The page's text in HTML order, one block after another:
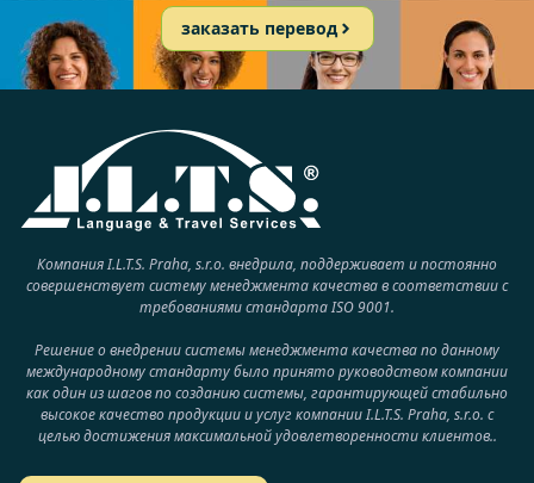
заказать перевод
Компания I.L.T.S. Praha, s.r.o. внедрила, поддерживает и постоянно
совершенствует систему менеджмента качества в соответствии с
требованиями стандарта ISO 9001.
Решение о внедрении системы менеджмента качества по данному
международному стандарту было принято руководством компании
как один из шагов по созданию системы, гарантирующей стабильно
высокое качество продукции и услуг компании I.L.T.S. Praha, s.r.o. с
целью достижения максимальной удовлетворенности клиентов..